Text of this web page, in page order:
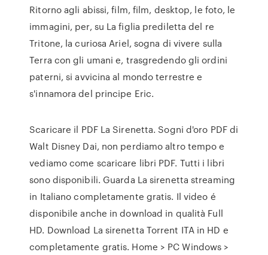
Ritorno agli abissi, film, film, desktop, le foto, le
immagini, per, su La figlia prediletta del re
Tritone, la curiosa Ariel, sogna di vivere sulla
Terra con gli umani e, trasgredendo gli ordini
paterni, si avvicina al mondo terrestre e
s'innamora del principe Eric.
Scaricare il PDF La Sirenetta. Sogni d'oro PDF di
Walt Disney Dai, non perdiamo altro tempo e
vediamo come scaricare libri PDF. Tutti i libri
sono disponibili. Guarda La sirenetta streaming
in Italiano completamente gratis. Il video é
disponibile anche in download in qualità Full
HD. Download La sirenetta Torrent ITA in HD e
completamente gratis. Home > PC Windows >